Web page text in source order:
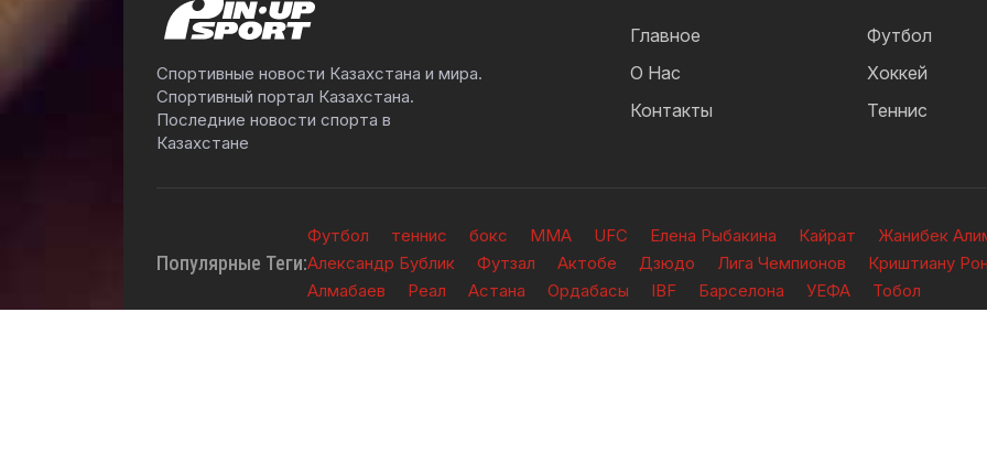
Спортивные новости Казахстана и мира.
Спортивный портал Казахстана.
Последние новости спорта в
Казахстане
Главное
О Нас
Контакты
Футбол
Хоккей
Теннис
Популярные Теги:
Футбол теннис бокс ММА UFC Елена Рыбакина Кайрат
Жанибек
Александр Бублик
Футзал Актобе Дзюдо Лига Чемпионов
Криштиану
Алмабаев
Реал Астана Ордабасы IBF Барселона УЕФА Тобол